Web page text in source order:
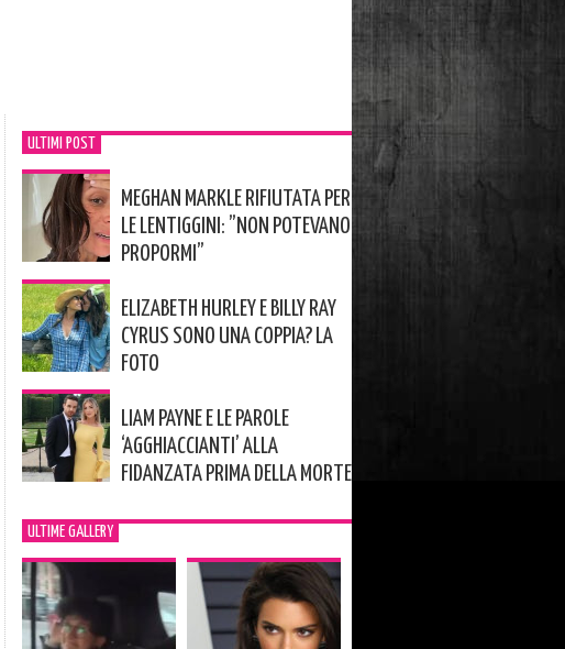
ULTIMI POST
MEGHAN MARKLE RIFIUTATA PER
LE LENTIGGINI: ”NON POTEVANO
PROPORMI”
ELIZABETH HURLEY E BILLY RAY
CYRUS SONO UNA COPPIA? LA
FOTO
LIAM PAYNE E LE PAROLE
‘AGGHIACCIANTI’ ALLA
FIDANZATA PRIMA DELLA MORTE
ULTIME GALLERY